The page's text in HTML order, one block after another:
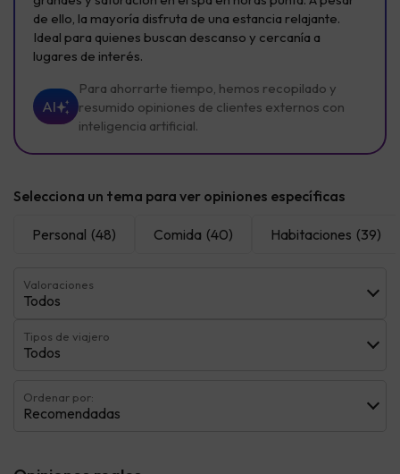
de ello, la mayoría disfruta de una estancia relajante.
Ideal para quienes buscan descanso y cercanía a
lugares de interés.
AI
Para ahorrarte tiempo, hemos recopilado y
resumido opiniones de clientes externos con
inteligencia artificial.
Selecciona un tema para ver opiniones específicas
Personal (48) Comida (40) Habitaciones (39)
Valoraciones
Todos
Tipos de viajero
Todos
Ordenar por:
Recomendadas